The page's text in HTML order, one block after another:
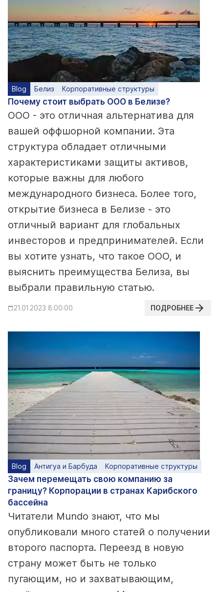
Blog Белиз Корпоративные структуры
Почему стоит выбрать ООО в Белизе?
ООО - это отличная альтернатива для
вашей оффшорной компании. Эта
структура обладает отличными
характеристиками защиты активов,
которые важны для любого
международного бизнеса. Более того,
открытие бизнеса в Белизе - это
отличный вариант для глобальных
инвесторов и предпринимателей. Если
вы хотите узнать, что такое ООО, и
выяснить преимущества Белиза, вы
выбрали правильную статью.
21.01.2023 8:00:00 ПОДРОБНЕЕ
Blog Антигуа и Барбуда Корпоративные структуры
Зачем перемещать свою компанию за
границу? Корпорации в странах Карибского
бассейна
Читатели Mundo знают, что мы
опубликовали много статей о получении
второго паспорта. Переезд в новую
страну может быть не только
пугающим, но и захватывающим,